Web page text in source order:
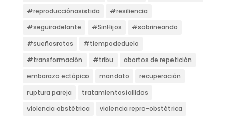
#reproducciónasistida
#resiliencia
#seguiradelante
#SinHijos
#sobrineando
#sueñosrotos
#tiempodeduelo
#transformación
#tribu
abortos de repetición
embarazo ectópico
mandato
recuperación
ruptura pareja
tratamientosfallidos
violencia obstétrica
violencia repro-obstétrica